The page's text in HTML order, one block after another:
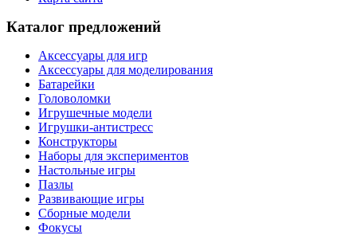
Каталог предложений
Аксессуары для игр
Аксессуары для моделирования
Батарейки
Головоломки
Игрушечные модели
Игрушки-антистресс
Конструкторы
Наборы для экспериментов
Настольные игры
Пазлы
Развивающие игры
Сборные модели
Фокусы